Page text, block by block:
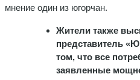
мнение один из югорчан.
Жители также
представитель
том, что все
заявленные